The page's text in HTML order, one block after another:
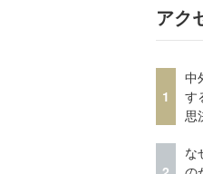
アク
1
中
す
思
な